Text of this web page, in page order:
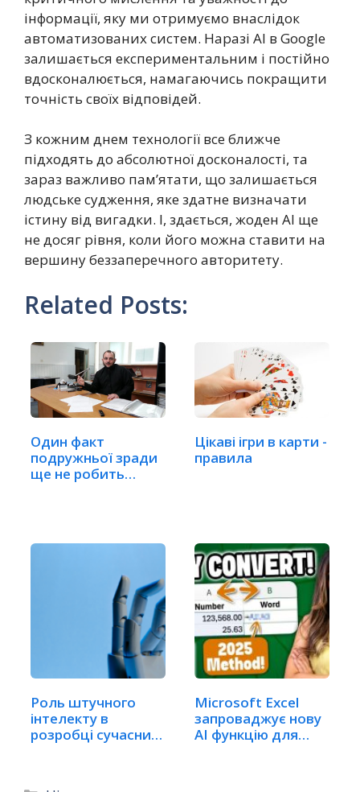
інформації, яку ми отримуємо внаслідок
автоматизованих систем. Наразі AI в Google
залишається експериментальним і постійно
вдосконалюється, намагаючись покращити
точність своїх відповідей.
З кожним днем технології все ближче
підходять до абсолютної досконалості, та
зараз важливо пам’ятати, що залишається
людське судження, яке здатне визначати
істину від вигадки. І, здається, жоден AI ще
не досяг рівня, коли його можна ставити на
вершину беззаперечного авторитету.
Related Posts:
Один факт
подружньої зради
ще не робить
Цікаві ігри в карти -
правила
Роль штучного
інтелекту в
розробці сучасних
Microsoft Excel
запроваджує нову
AI функцію для…